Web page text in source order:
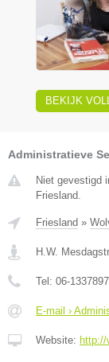
BEKIJK
Administratieve
Niet gevestigd
Friesland.
Friesland »
H.W.
Tel: 06-
E-mail ›
Website: http://